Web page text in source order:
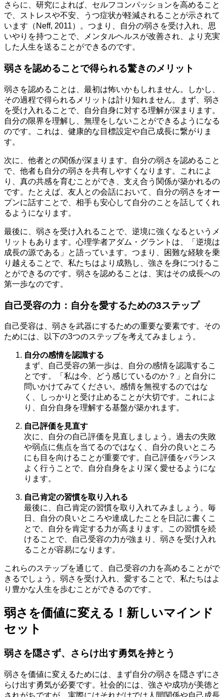
さらに、研究によれば、セルフコンパッションを高めること
で、ストレスや不安、うつ症状が軽減されることが示されて
います（Neff, 2011）。つまり、自分の弱さを受け入れ、思
いやりを持つことで、メンタルヘルスが改善され、より充実
した人生を送ることができるのです。
弱さを認めることで得られる驚きのメリット
弱さを認めることは、最初は怖いかもしれません。しかし、
その過程で得られるメリットは計り知れません。まず、弱さ
を受け入れることで、自分自身に対する理解が深まります。
自分の限界を理解し、無理をしないことができるようになる
のです。これは、健康的な目標設定や自己成長に繋がりま
す。
次に、他者との関係が深まります。自分の弱さを認めること
で、他者も自分の弱さを共有しやすくなります。これによ
り、真の共感を育むことができ、支え合う関係が築かれるの
です。たとえば、友人との会話において、自分の弱さをオー
プンに話すことで、相手も安心して自分のことを話してくれ
るようになります。
最後に、弱さを受け入れることで、逆境に強くなるというメ
リットもあります。心理学者アダム・グラントは、「逆境は
成長の源である」と語っています。つまり、困難な経験を乗
り越えることで、私たちはより成熟し、強さを身につけるこ
とができるのです。弱さを認めることは、実はその成長への
第一歩なのです。
自己受容の力：自分を愛するための3ステップ
自己受容は、弱さを武器にするための重要な要素です。その
ためには、以下の3つのステップを考えてみましょう。
自分の感情を認識する
まず、自己受容の第一歩は、自分の感情を認識するこ
とです。「私は今、どう感じているのか？」と自分に
問いかけてみてください。感情を無視するのではな
く、しっかりと受け止めることが大切です。これによ
り、自分自身を理解する基盤が築かれます。
自己評価を見直す
次に、自分の自己評価を見直しましょう。過去の失敗
や弱点に焦点を当てるのではなく、自分の良いところ
にも目を向けることが重要です。自己評価をバランス
よく行うことで、自分自身をより深く愛せるようにな
ります。
自己肯定の習慣を取り入れる
最後に、自己肯定の習慣を取り入れてみましょう。毎
日、自分の良いところや達成したことを日記に書くこ
とで、自分を肯定する力が高まります。この習慣を続
けることで、自己受容の力が強まり、弱さを受け入れ
ることが容易になります。
これらのステップを通じて、自己受容の力を高めることがで
きるでしょう。弱さを受け入れ、愛することで、私たちはよ
り豊かな人生を歩むことができるのです。
弱さを価値に変える！新しいマインド
セット
弱さを隠さず、さらけ出す勇気を持とう
弱さを価値に変えるためには、まず自分の弱さを隠さずにさ
らけ出す勇気が必要です。社会的には、強さや成功が美徳と
されがちですが、実際にはそれだけでは人間関係や自己成長